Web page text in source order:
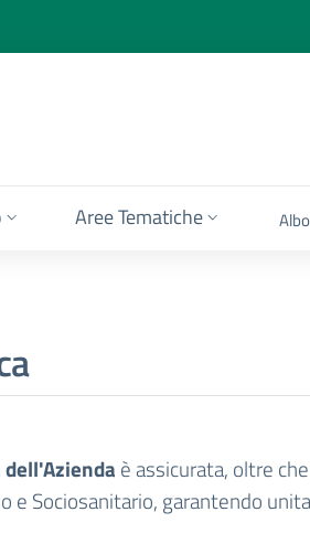
Aree Tematiche
è assicurata, oltre
e Sociosanitario, garantendo